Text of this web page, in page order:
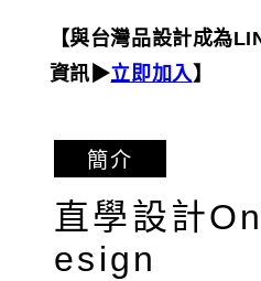
【與台灣品設計成為
資訊▶︎立即加入】
簡介
直學設計
esign